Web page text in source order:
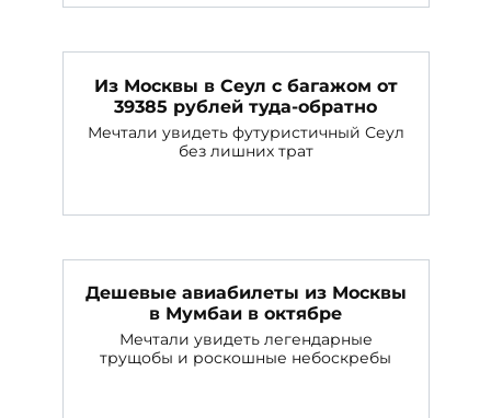
Из Москвы в Сеул с багажом от
39385 рублей туда-обратно
Мечтали увидеть футуристичный Сеул
без лишних трат
Дешевые авиабилеты из Москвы
в Мумбаи в октябре
Мечтали увидеть легендарные
трущобы и роскошные небоскребы